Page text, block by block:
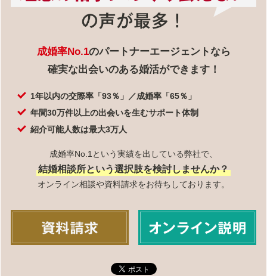
成婚率No.1のパートナーエージェントなら
確実な出会いのある婚活ができます！
1年以内の交際率「93％」／成婚率「65％」
年間30万件以上の出会いを生むサポート体制
紹介可能人数は最大3万人
成婚率No.1という実績を出している弊社で、
結婚相談所という選択肢を検討しませんか？
オンライン相談や資料請求をお待ちしております。